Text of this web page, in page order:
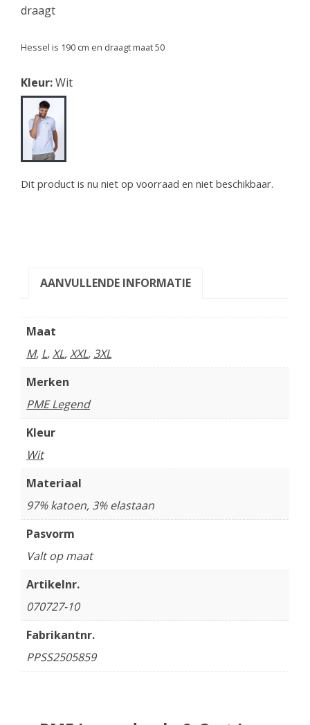
draagt
Hessel is 190 cm en draagt maat 50
Kleur:Wit
Dit product is nu niet op voorraad en niet beschikbaar.
AANVULLENDE INFORMATIE
Maat
M, L,XL,XXL, 3XL
Merken
PME Legend
Kleur
Wit
Materiaal
97% katoen, 3% elastaan
Pasvorm
Valt op maat
Artikelnr.
070727-10
Fabrikantnr.
PPSS2505859